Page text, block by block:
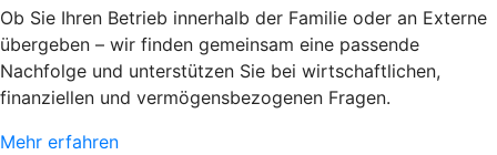
Ob Sie Ihren Betrieb innerhalb der Familie oder an Externe
übergeben – wir finden gemeinsam eine passende
Nachfolge und unterstützen Sie bei wirtschaftlichen,
finanziellen und vermögensbezogenen Fragen.
Mehr erfahren